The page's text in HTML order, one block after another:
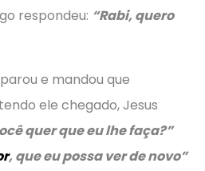
respondeu: “Rabi, quero
e mandou que
ele chegado, Jesus
quer que eu lhe faça?”
, que eu possa ver de novo”